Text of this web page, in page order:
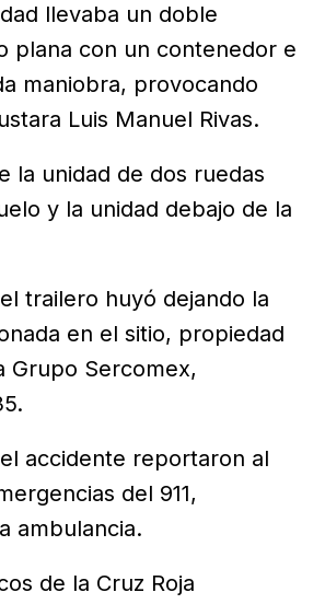
llevaba un doble
plana con un contenedor e
maniobra, provocando
Luis Manuel Rivas.
la unidad de dos ruedas
y la unidad debajo de la
trailero huyó dejando la
en el sitio, propiedad
Grupo Sercomex,
accidente reportaron al
del 911,
ambulancia.
de la Cruz Roja